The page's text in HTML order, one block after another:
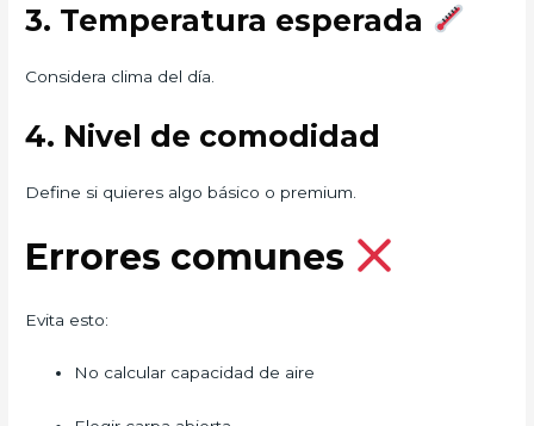
3. Temperatura esperada
Considera clima del día.
4. Nivel de comodidad
Define si quieres algo básico o premium.
Errores comunes
Evita esto:
No calcular capacidad de aire